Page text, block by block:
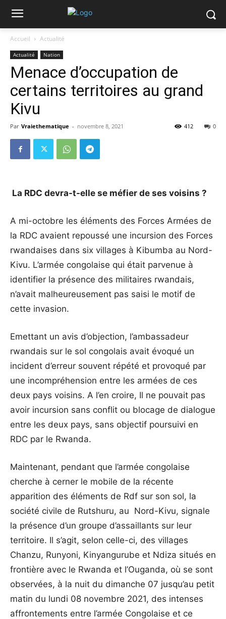
Accueil Actualité
Actualité Nation
Menace d’occupation de
certains territoires au grand
Kivu
Par Vraiethematique - novembre 8, 2021 0
412
La RDC devra-t-elle se méfier de ses voisins ?
A mi-octobre les éléments des Forces Armées de
la RDC avaient repoussé une incursion des Forces
rwandaises dans six villages à Kibumba au Nord-
Kivu. L’armée congolaise qui était parvenue à
identifier la présence des militaires rwandais,
n’avait malheureusement pas saisi le motif de
cette invasion.
Emettant un avis d’objection, l’ambassadeur
rwandais sur le sol congolais avait évoqué un
incident d’erreur souvent répété et provoqué par
une incompréhension entre les armées de ces
deux pays voisins. A l’en croire, Il ne pouvait pas
avoir incursion sans conflit ou blocage de dialogue
entre les deux pays, sans objectif poursuivi en
RDC par le Rwanda.
Maintenant, pendant que l’armée congolaise
cherche à cerner le mobile de la récente
apparition des éléments de Rdf sur son sol, la
société civile de Rutshuru, au Nord-Kivu, signale
la présence d’un groupe d’assaillants sur leur
territoire. Il s’agit, selon celle-ci, des villages
Chanzu, Runyoni, Kinyangurube et Ndiza situés en
frontière avec le Rwanda et l’Ouganda, où se sont
observées, à la nuit du dimanche 07 jusqu’au petit
matin du lundi 08 novembre 2021, des intenses
affrontements entre l’armée Congolaise et ce